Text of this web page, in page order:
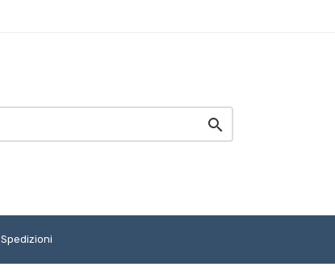

Spedizioni